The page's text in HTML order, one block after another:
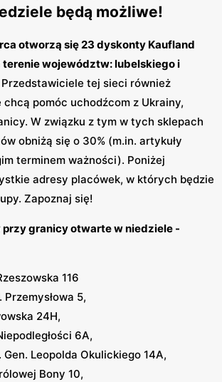
będą możliwe!
otworzą się 23 dyskonty Kaufland
województw: lubelskiego i
Przedstawiciele tej sieci również
pomóc uchodźcom z Ukrainy,
W związku z tym w tych sklepach
obniżą się o 30% (m.in. artykuły
terminem ważności). Poniżej
adresy placówek, w których będzie
Zapoznaj się!
przy granicy otwarte w niedziele -
116
Przemysłowa 5,
24H,
6A,
Gen. Leopolda Okulickiego 14A,
Bony 10,